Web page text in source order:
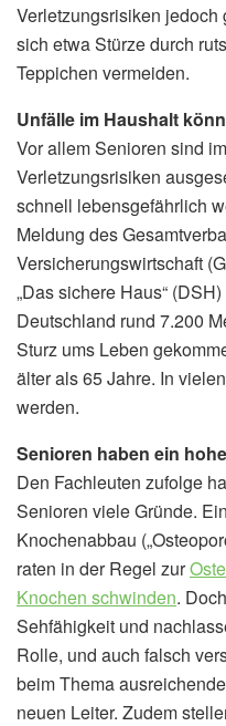
Verletzungsrisiken jedoch
sich etwa Stürze durch
Teppichen vermeiden.
Unfälle im Haushalt
Vor allem Senioren sind
Verletzungsrisiken
schnell lebensgefährlich
Meldung des
Versicherungswirtschaft
„Das sichere Haus“
Deutschland rund 7.200
Sturz ums Leben
älter als 65 Jahre. In
werden.
Senioren haben ein
Den Fachleuten zufolge
Senioren viele Gründe.
Knochenabbau
raten in der Regel zur
Knochen schwinden.
Sehfähigkeit und
Rolle, und auch falsch
beim Thema
neuen Leiter. Zudem